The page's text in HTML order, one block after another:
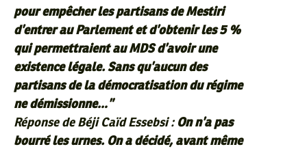
pour empêcher les partisans de Mestiri
d’entrer au Parlement et d’obtenir les 5 %
qui permettraient au MDS d’avoir une
existence légale. Sans qu’aucun des
partisans de la démocratisation du régime
ne démissionne…”
Réponse de Béji Caïd Essebsi :On n’a pas
bourré les urnes. On a décidé, avant même